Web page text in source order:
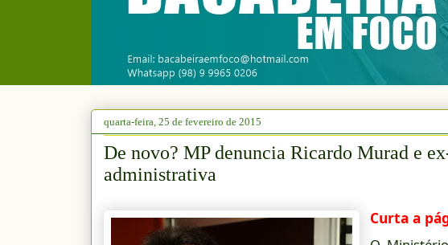
quarta-feira, 25 de fevereiro de 2015
De novo? MP denuncia Ricardo Murad e
administrativa
Curta a